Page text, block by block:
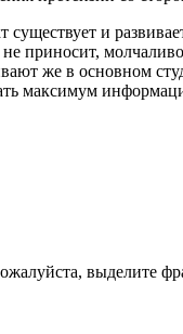
и
приносит,
же в основном
максимум
выделите